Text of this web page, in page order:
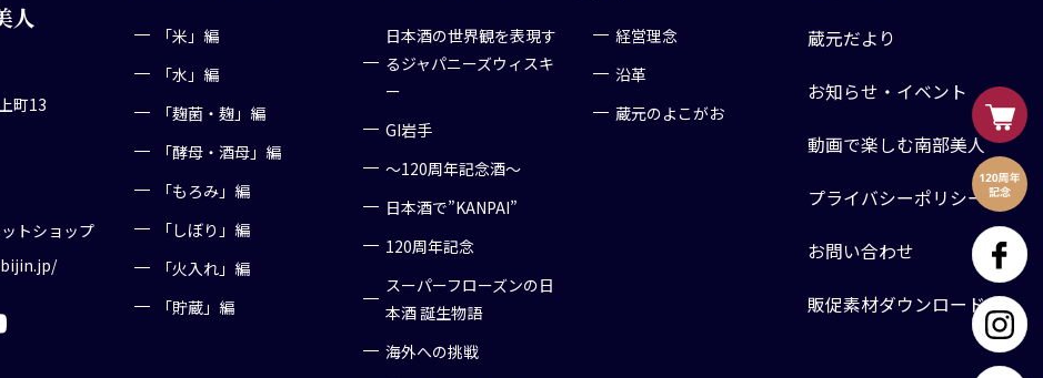
人
町13
トショップ
「米」編
「水」編
「麹菌・麹」編
「酵母・酒母」編
「もろみ」編
「しぼり」編
「火入れ」編
「貯蔵」編
日本酒の世界観を表現す
るジャパニーズウィスキ
ー
GI岩手
～120周年記念酒～
日本酒で”KANPAI”
120周年記念
スーパーフローズンの日
本酒 誕生物語
海外への挑戦
経営理念
沿革
蔵元のよこがお
蔵元だより
お知らせ・イベント
動画で楽しむ南部美人
プライバシーポリシー
お問い合わせ
販促素材ダウンロード